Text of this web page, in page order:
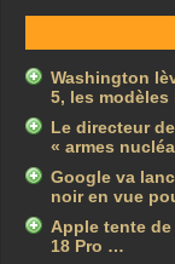
Washington
5, les
Le directeur
« armes
Google va
noir en vue
Apple tente
18 Pro …